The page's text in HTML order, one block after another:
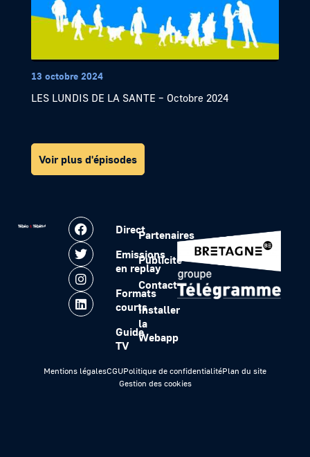
13 octobre 2024
LES LUNDIS DE LA SANTE – Octobre 2024
Voir plus d'épisodes
Direct
Emissions
en replay
Formats
courts
Guide
TV
Partenaires
Publicité
Contact
Installer
la
Webapp
Mentions légalesCGUPolitique de confidentialitéPlan du site
Gestion des cookies